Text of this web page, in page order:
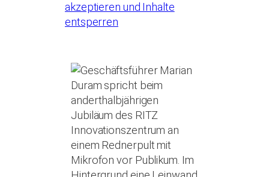
akzeptieren und Inhalte
entsperren